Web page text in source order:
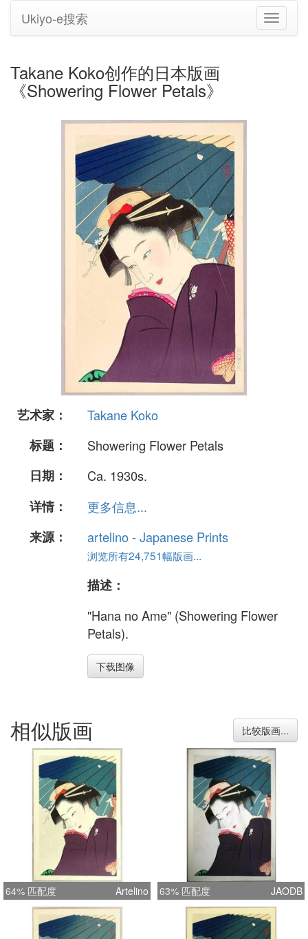
切
换
Ukiyo-e搜索
Takane Koko创作的日本版画
《Showering Flower Petals》
艺术家：
Takane Koko
标题：
Showering Flower Petals
日期：
Ca. 1930s.
详情：
更多信息...
来源：
artelino - Japanese Prints
浏览所有24,751幅版画...
描述：
"Hana no Ame" (Showering Flower
Petals).
下载图像
相似版画 比较版画...
64% 匹配度 Artelino 63% 匹配度 JAODB